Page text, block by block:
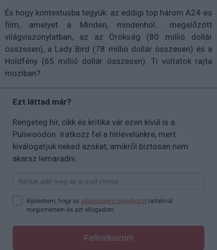
És hogy kontextusba tegyük: az eddigi top három A24-es
film, amelyet a Minden, mindenhol... megelőzött
világviszonylatban, az az Örökség (80 millió dollár
összesen), a Lady Bird (78 millió dollár összesen) és a
Holdfény (65 millió dollár összesen). Ti voltatok rajta
moziban?
Ezt láttad már?
Rengeteg hír, cikk és kritika vár ezen kívül is a
Puliwoodon. Iratkozz fel a hírlevelünkre, mert
kiválogatjuk neked azokat, amikről biztosan nem
akarsz lemaradni.
Kijelentem, hogy az adatkezelési nyilatkozat tartalmát
megismertem és azt elfogadom.
Feliratkozom